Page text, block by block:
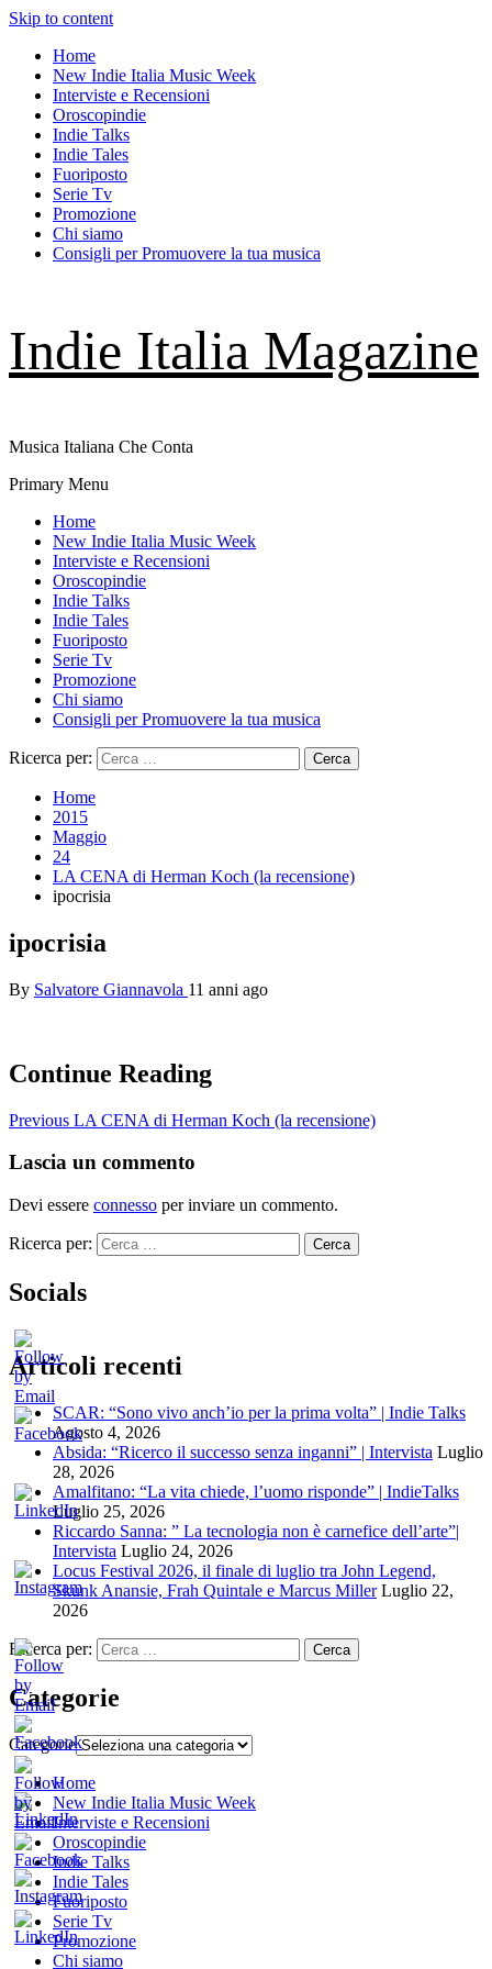
Skip to content
Home
New Indie Italia Music Week
Interviste e Recensioni
Oroscopindie
Indie Talks
Indie Tales
Fuoriposto
Serie Tv
Promozione
Chi siamo
Consigli per Promuovere la tua musica
Indie Italia Magazine
Musica Italiana Che Conta
Primary Menu
Home
New Indie Italia Music Week
Interviste e Recensioni
Oroscopindie
Indie Talks
Indie Tales
Fuoriposto
Serie Tv
Promozione
Chi siamo
Consigli per Promuovere la tua musica
Ricerca per:
Home
2015
Maggio
24
LA CENA di Herman Koch (la recensione)
ipocrisia
ipocrisia
By Salvatore Giannavola 11 anni ago
Continue Reading
Previous LA CENA di Herman Koch (la recensione)
Lascia un commento
Devi essere connesso per inviare un commento.
Ricerca per:
Socials
Articoli recenti
SCAR: “Sono vivo anch’io per la prima volta” | Indie Talks
Agosto 4, 2026
Absida: “Ricerco il successo senza inganni” | Intervista Luglio
28, 2026
Amalfitano: “La vita chiede, l’uomo risponde” | IndieTalks
Luglio 25, 2026
Riccardo Sanna: ” La tecnologia non è carnefice dell’arte”|
Intervista Luglio 24, 2026
Locus Festival 2026, il finale di luglio tra John Legend,
Skunk Anansie, Frah Quintale e Marcus Miller Luglio 22,
2026
Ricerca per:
Categorie
Categorie
Home
New Indie Italia Music Week
Interviste e Recensioni
Oroscopindie
Indie Talks
Indie Tales
Fuoriposto
Serie Tv
Promozione
Chi siamo